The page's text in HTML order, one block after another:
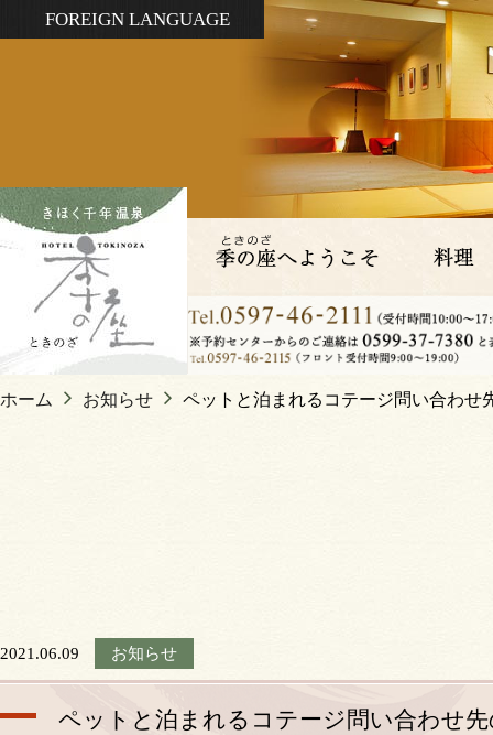
FOREIGN LANGUAGE
ホーム お知らせ ペットと泊まれるコテージ問い合わせ
2021.06.09 お知らせ
ペットと泊まれるコテージ問い合わせ